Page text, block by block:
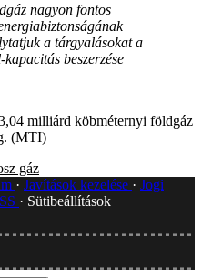
nagyon fontos
a tárgyalásokat a
beszerzése
milliárd köbméternyi földgáz
(MTI)
gáz
Javítások kezelése
Jogi
Sütibeállítások